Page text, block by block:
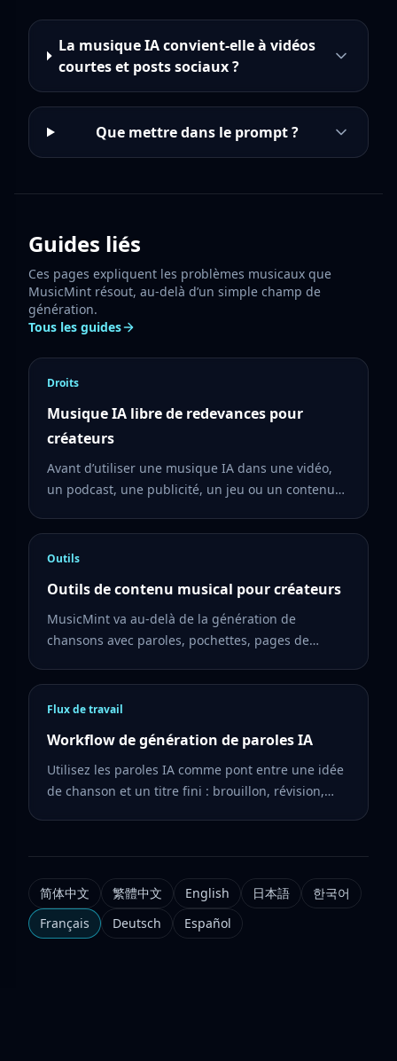
La musique IA convient-elle à vidéos
courtes et posts sociaux ?
Que mettre dans le prompt ?
Guides liés
Ces pages expliquent les problèmes musicaux que
MusicMint résout, au-delà d’un simple champ de
génération.
Tous les guides
Droits
Musique IA libre de redevances pour
créateurs
Avant d’utiliser une musique IA dans une vidéo,
un podcast, une publicité, un jeu ou un contenu
création.
Outils
Outils de contenu musical pour créateurs
MusicMint va au-delà de la génération de
chansons avec paroles, pochettes, pages de
Flux de travail
Workflow de génération de paroles IA
Utilisez les paroles IA comme pont entre une idée
de chanson et un titre fini : brouillon, révision,
简体中文 繁體中文 English 日本語
한국어
Français
Deutsch Español